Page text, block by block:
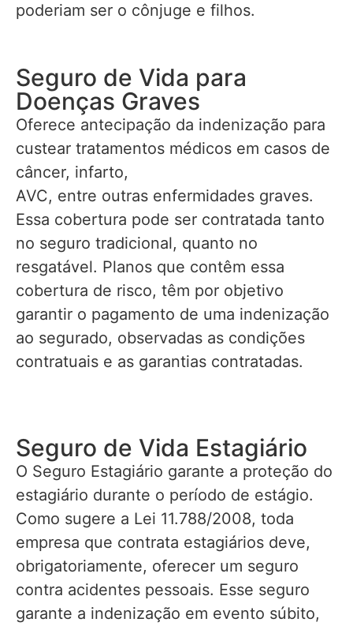
poderiam ser o cônjuge e filhos.
Seguro de Vida para
Doenças Graves
Oferece antecipação da indenização para
custear tratamentos médicos em casos de
câncer, infarto,
AVC, entre outras enfermidades graves.
Essa cobertura pode ser contratada tanto
no seguro tradicional, quanto no
resgatável. Planos que contêm essa
cobertura de risco, têm por objetivo
garantir o pagamento de uma indenização
ao segurado, observadas as condições
contratuais e as garantias contratadas.
Seguro de Vida Estagiário
O Seguro Estagiário garante a proteção do
estagiário durante o período de estágio.
Como sugere a Lei 11.788/2008, toda
empresa que contrata estagiários deve,
obrigatoriamente, oferecer um seguro
contra acidentes pessoais. Esse seguro
garante a indenização em evento súbito,